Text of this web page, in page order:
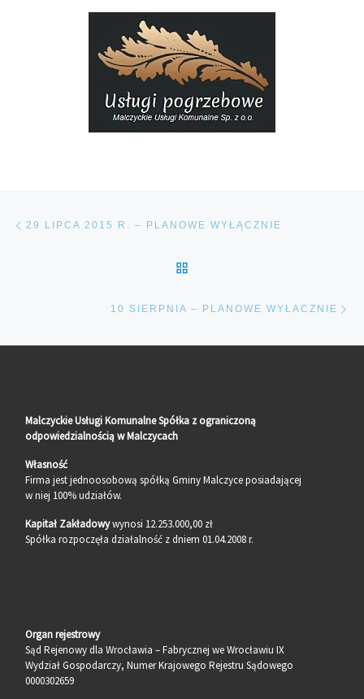
29 LIPCA 2015 R. – PLANOWE WYŁĄCZNIE
10 SIERPNIA – PLANOWE WYŁACZNIE
Malczyckie Usługi Komunalne Spółka z ograniczoną
odpowiedzialnością w Malczycach
Własność
Firma jest jednoosobową spółką Gminy Malczyce posiadającej
w niej 100% udziałów.
Kapitał Zakładowywynosi 12.253.000,00 zł
Spółka rozpoczęła działalność z dniem 01.04.2008 r.
Organ rejestrowy
Sąd Rejenowy dla Wrocławia – Fabrycznej we Wrocławiu IX
Wydział Gospodarczy, Numer Krajowego Rejestru Sądowego
0000302659